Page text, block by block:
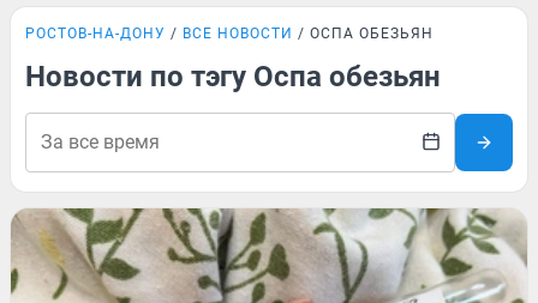
РОСТОВ-НА-ДОНУ ВСЕ НОВОСТИ ОСПА ОБЕЗЬЯН
Новости по тэгу Оспа обезьян